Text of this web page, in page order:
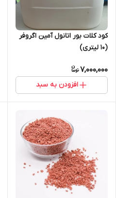
کود کلات بور اتانول آمین اگروفر
(10 لیتری)
7,000,000
افزودن به سبد